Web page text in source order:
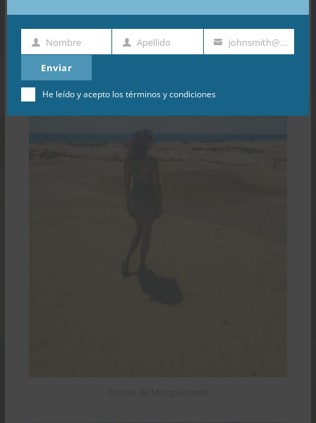
NombreNombre ApellidoApellido
Dirección
johnsmith@example.com
Enviar
He leído y acepto lostérminos y condiciones